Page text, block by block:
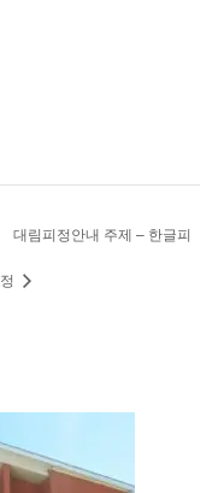
대림피정안내 주제 – 한글피
정